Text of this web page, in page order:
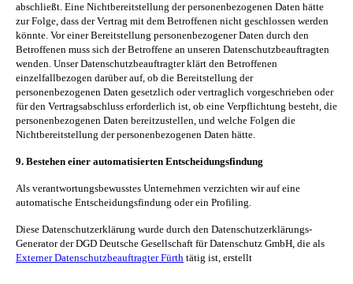
abschließt. Eine Nichtbereitstellung der personenbezogenen Daten hätte
zur Folge, dass der Vertrag mit dem Betroffenen nicht geschlossen werden
könnte. Vor einer Bereitstellung personenbezogener Daten durch den
Betroffenen muss sich der Betroffene an unseren Datenschutzbeauftragten
wenden. Unser Datenschutzbeauftragter klärt den Betroffenen
einzelfallbezogen darüber auf, ob die Bereitstellung der
personenbezogenen Daten gesetzlich oder vertraglich vorgeschrieben oder
für den Vertragsabschluss erforderlich ist, ob eine Verpflichtung besteht, die
personenbezogenen Daten bereitzustellen, und welche Folgen die
Nichtbereitstellung der personenbezogenen Daten hätte.
9. Bestehen einer automatisierten Entscheidungsfindung
Als verantwortungsbewusstes Unternehmen verzichten wir auf eine
automatische Entscheidungsfindung oder ein Profiling.
Diese Datenschutzerklärung wurde durch den Datenschutzerklärungs-
Generator der DGD Deutsche Gesellschaft für Datenschutz GmbH, die als
Externer Datenschutzbeauftragter Fürth tätig ist, erstellt